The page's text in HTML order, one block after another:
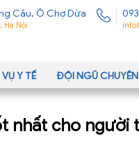
Cầu, Ô Chợ Dừa
Hà Nội
Y TẾ ĐỘI NGŨ
nhất cho người